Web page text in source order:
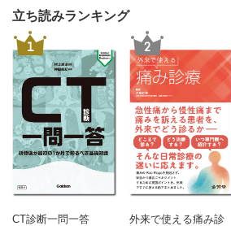
立ち読みランキング
1
CT診断一問一答
2
外来で使える痛み診